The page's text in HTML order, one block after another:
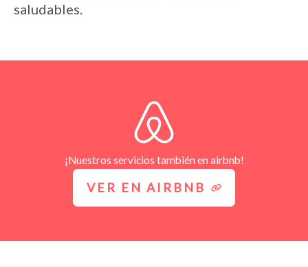
saludables.
¡Nuestros servicios también en airbnb!
VER EN AIRBNB